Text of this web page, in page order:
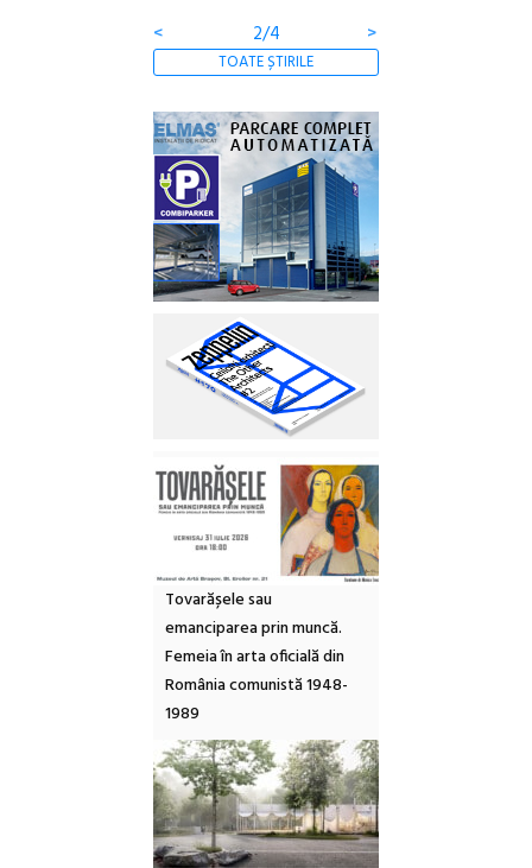
<
3/4 >
TOATE ȘTIRILE
Tovarășele sau
emanciparea prin muncă.
Femeia în arta oficială din
România comunistă 1948-
1989